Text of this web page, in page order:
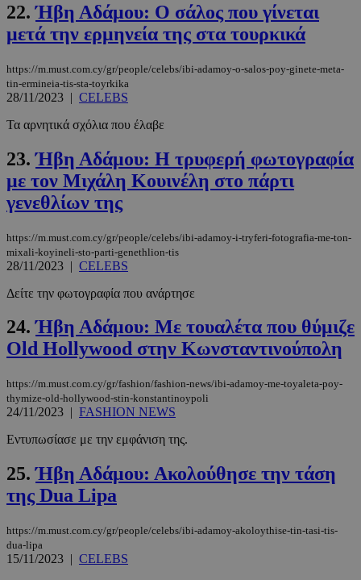
22.Ήβη Αδάμου: Ο σάλος που γίνεται
μετά την ερμηνεία της στα τουρκικά
https://m.must.com.cy/gr/people/celebs/ibi-adamoy-o-salos-poy-ginete-meta-
tin-ermineia-tis-sta-toyrkika
28/11/2023 | CELEBS
Τα αρνητικά σχόλια που έλαβε
23.Ήβη Αδάμου: Η τρυφερή φωτογραφία
με τον Μιχάλη Κουινέλη στο πάρτι
γενεθλίων της
https://m.must.com.cy/gr/people/celebs/ibi-adamoy-i-tryferi-fotografia-me-ton-
mixali-koyineli-sto-parti-genethlion-tis
28/11/2023 | CELEBS
Δείτε την φωτογραφία που ανάρτησε
24.Ήβη Αδάμου: Με τουαλέτα που θύμιζε
Old Hollywood στην Κωνσταντινούπολη
https://m.must.com.cy/gr/fashion/fashion-news/ibi-adamoy-me-toyaleta-poy-
thymize-old-hollywood-stin-konstantinoypoli
24/11/2023 | FASHION NEWS
Εντυπωσίασε με την εμφάνιση της.
25.Ήβη Αδάμου: Ακολούθησε την τάση
της Dua Lipa
https://m.must.com.cy/gr/people/celebs/ibi-adamoy-akoloythise-tin-tasi-tis-
dua-lipa
15/11/2023 | CELEBS
LangCookie
www.must.com.cy
2 μέρες